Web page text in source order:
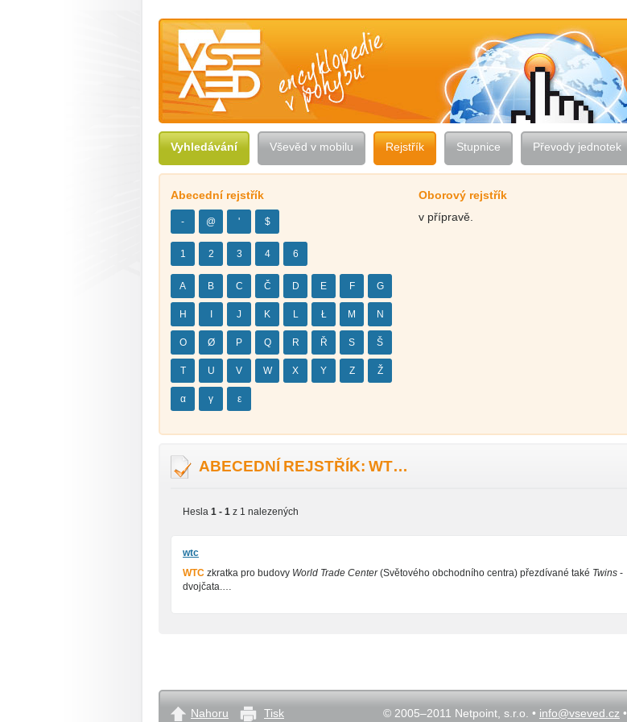
Vševěd — encyklopedie v pohybu
Vyhledávání Vševěd v mobilu Rejstřík Stupnice Převody jednotek
Abecední rejstřík
- @ ' $
1 2 3 4 6
A B C Č D E F G
H J K L Ł M N
O Ø P Q R Ř S Š
T U V W X Y Z Ž
α γ ε
Oborový rejstřík
v přípravě.
ABECEDNÍ REJSTŘÍK: WT…
Hesla 1 - 1 z 1 nalezených
wtc
WTC zkratka pro budovy World Trade Center(Světového obchodního centra) přezdívané také Twins -
dvojčata.…
© 2005–2011 Netpoint, s.r.o. • info@vseved.cz •
Nahoru Tisk